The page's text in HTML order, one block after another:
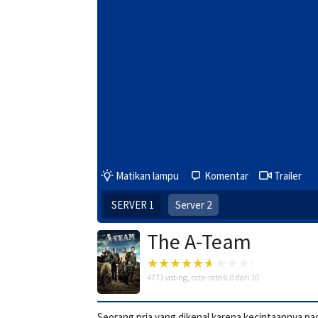
Matikan lampu Komentar Trailer
SERVER 1 Server 2
The A-Team
4773 voting, rata-rata 6.0 dari 10